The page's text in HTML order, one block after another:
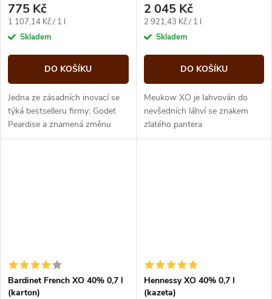
775 Kč
Měrná
cena:
1 107,14 Kč / 1 l
Skladem
DO KOŠÍKU
Jedna ze zásadních inovací se
týká bestselleru firmy: Godet
Peardise a znamená změnu
designu a objemu lahve a
2 045 Kč
Měrná
cena:
2 921,43 Kč / 1 l
Skladem
DO KOŠÍKU
Meukow XO je lahvován do
nevšedních láhví se znakem
zlatého pantera
Bardinet French XO 40% 0,7 l
(karton)
Hennessy XO 40% 0,7 l
(kazeta)